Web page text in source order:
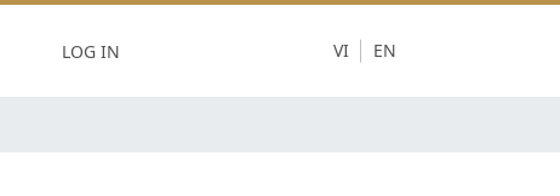
LOG IN EN
VI